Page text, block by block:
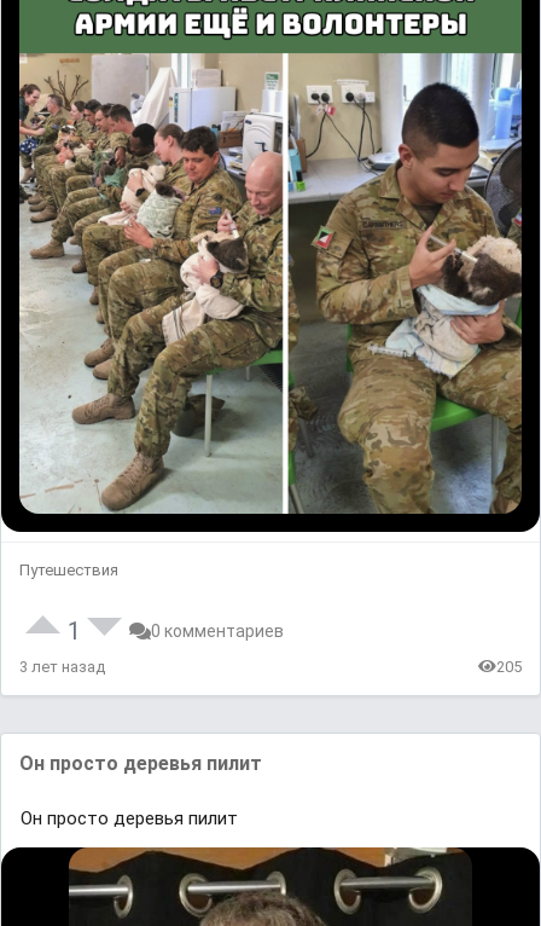
Путешествия
1 0 комментариев
3 лет назад 205
Он просто деревья пилит
Он просто деревья пилит